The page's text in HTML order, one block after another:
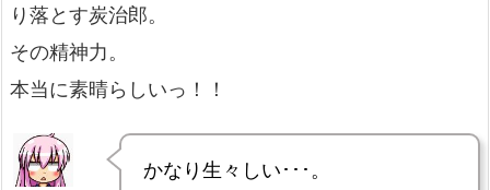
り落とす炭治郎。
その精神力。
本当に素晴らしいっ！！
かなり生々しい･･･。